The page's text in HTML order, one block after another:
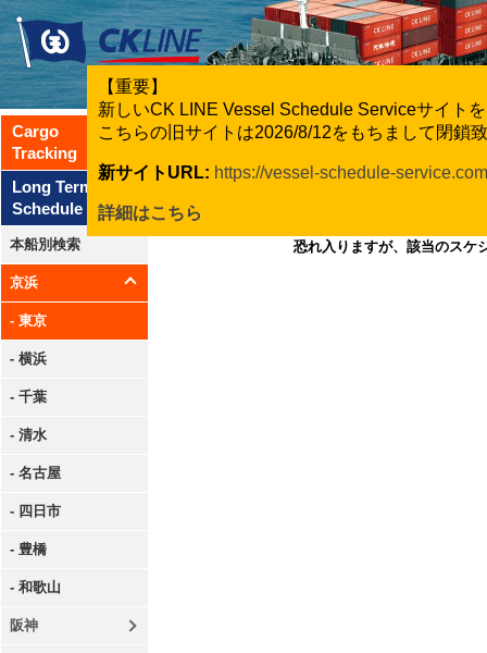
【重要】
新しいCK LINE Vessel Schedule Serviceサイト
こちらの旧サイトは2026/8/12をもちまして閉鎖
新サイトURL: https://vessel-schedule-
詳細はこちら
Cargo
Tracking
Long Term
Schedule
本船別検索
京浜
- 東京
- 横浜
- 千葉
- 清水
- 名古屋
- 四日市
- 豊橋
- 和歌山
阪神
恐れ入りますが、該当のスケ